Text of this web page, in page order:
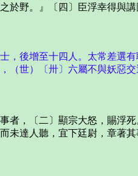
野。』〔四〕臣浮幸得與講
增至十四人。太常差選有
世）〔卅〕六屬不與妖惡
，〔二〕顯宗大怒，賜浮
達人聽，宜下廷尉，章著其